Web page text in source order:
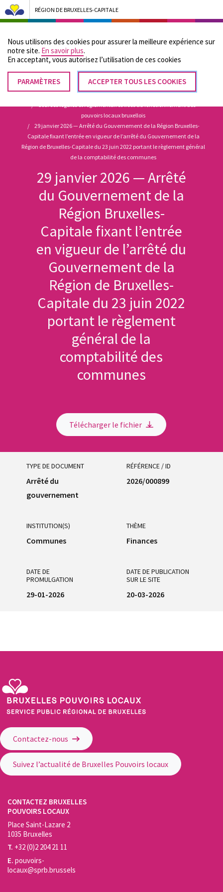
Nous utilisons des cookies pour assurer la meilleure expérience sur
notre site. En savoir plus.
En acceptant, vous autorisez lʼutilisation de ces cookies
PARAMÈTRES ACCEPTER TOUS LES COOKIES
RETIRER
LE
RÉGION DE BRUXELLES-CAPITALE
Bruxelles Pouvoirs Locaux - Aller à la page d'accueil
Menu
Fil
d'Ariane
Accueil
pouvoirs locaux bruxellois
29 janvier 2026 — Arrêté du Gouvernement de la Région Bruxelles-
Capitale fixant l’entrée en vigueur de l’arrêté du Gouvernement de la
Région de Bruxelles-Capitale du 23 juin 2022 portant le règlement général
de la comptabilité des communes
29 janvier 2026 — Arrêté
du Gouvernement de la
Région Bruxelles-
Capitale fixant l’entrée
en vigueur de l’arrêté du
Gouvernement de la
Région de Bruxelles-
Capitale du 23 juin 2022
portant le règlement
général de la
comptabilité des
communes
Télécharger le fichier
TYPE DE DOCUMENT
Arrêté du
gouvernement
RÉFÉRENCE / ID
2026/000899
INSTITUTION(S)
Communes
THÈME
Finances
DATE DE
PROMULGATION
29-01-2026
DATE DE PUBLICATION
SUR LE SITE
20-03-2026
Contactez-nous
Suivez l’actualité de Bruxelles Pouvoirs locaux
CONTACTEZ BRUXELLES
POUVOIRS LOCAUX
Place Saint-Lazare 2
1035 Bruxelles
T. +32 (0)2 204 21 11
E. pouvoirs-
locaux@sprb.brussels